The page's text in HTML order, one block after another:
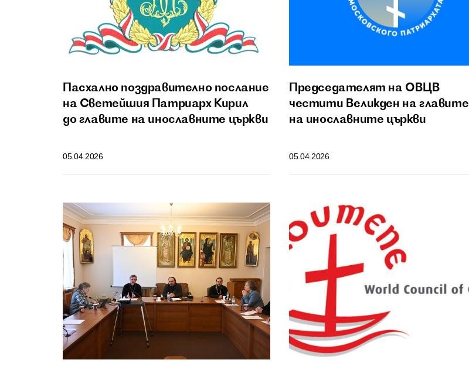
Пасхално поздравително послание
на Светейшия Патриарх Кирил
до главите на инославните църкви
05.04.2026
Председателят на ОВЦВ
честити Великден на главите
на инославните църкви
05.04.2026